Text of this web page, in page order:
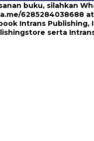
buku, silahkan
6285284038688
Intrans Publishing,
serta